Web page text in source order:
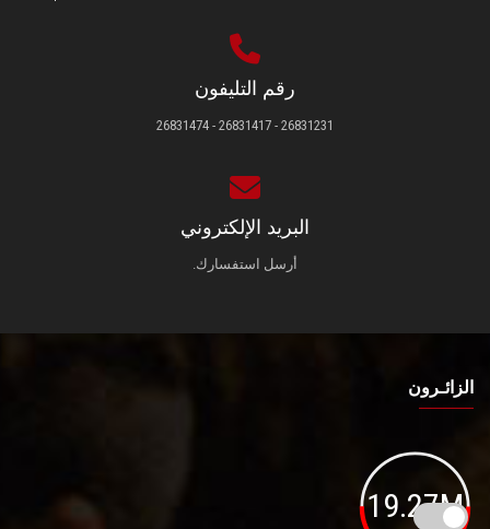
رقم التليفون
26831231 - 26831417 - 26831474
البريد الإلكتروني
أرسل استفسارك.
الزائـرون
19.27M